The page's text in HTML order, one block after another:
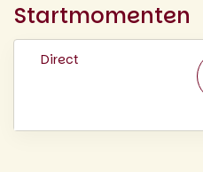
Startmomenten
Direct